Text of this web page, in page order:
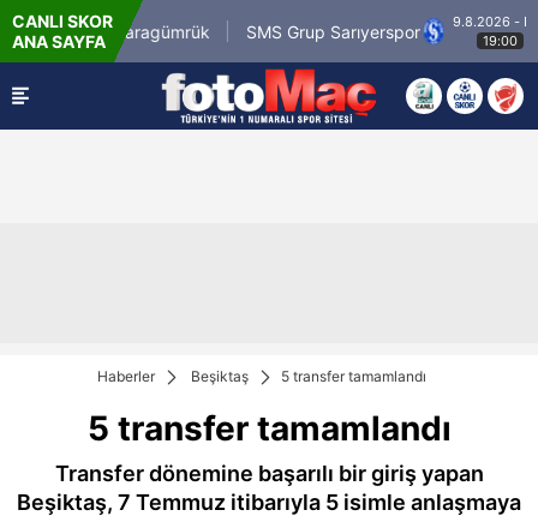
CANLI SKOR
ANA SAYFAKaragümrük SMS Grup Sarıyerspor
9.8.2026 - Paz
19:00
Haberler Beşiktaş 5 transfer tamamlandı
5 transfer tamamlandı
Transfer dönemine başarılı bir giriş yapan
Beşiktaş, 7 Temmuz itibarıyla 5 isimle anlaşmaya